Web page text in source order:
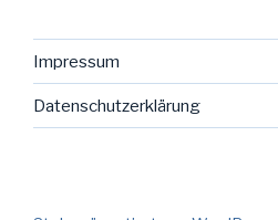
Impressum
Datenschutzerklärung